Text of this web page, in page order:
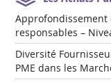
Approfondissement
responsables –
Diversité
PME dans les